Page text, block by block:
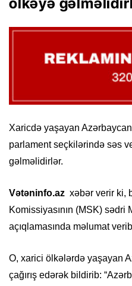
Xaricdə yaşayan
parlament seçkilərində səs
gəlməlidirlər.
Vətəninfo.az xəbər verir ki,
Komissiyasının (MSK)
açıqlamasında məlumat
O, xarici ölkələrdə yaşayan
çağırış edərək bildirib: